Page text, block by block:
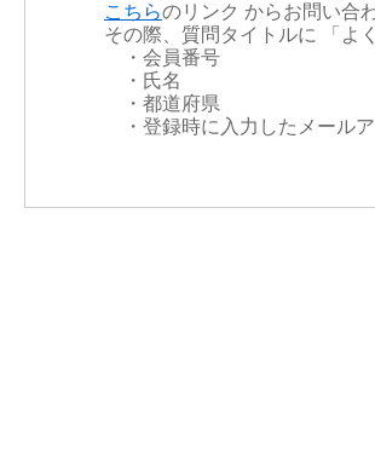
こちらのリンク からお問い合
その際、質問タイトルに 「よ
・会員番号
・氏名
・都道府県
・登録時に入力したメールア